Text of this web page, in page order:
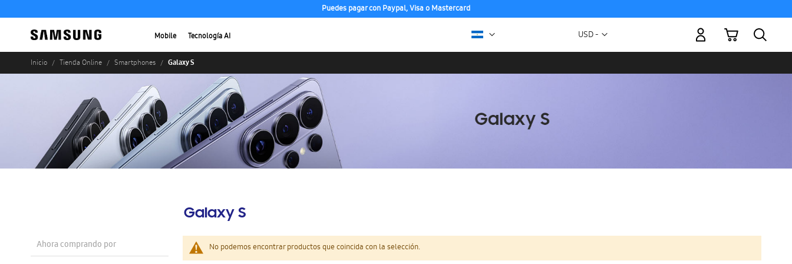
Puedes pagar con Paypal, Visa o Mastercard
Mobile Tecnología AI Moneda
USD -
Mi carrito
Inicio Tienda Online Smartphones Galaxy S
Galaxy S
No podemos encontrar productos que coincida con la selección.
Ahora comprando por